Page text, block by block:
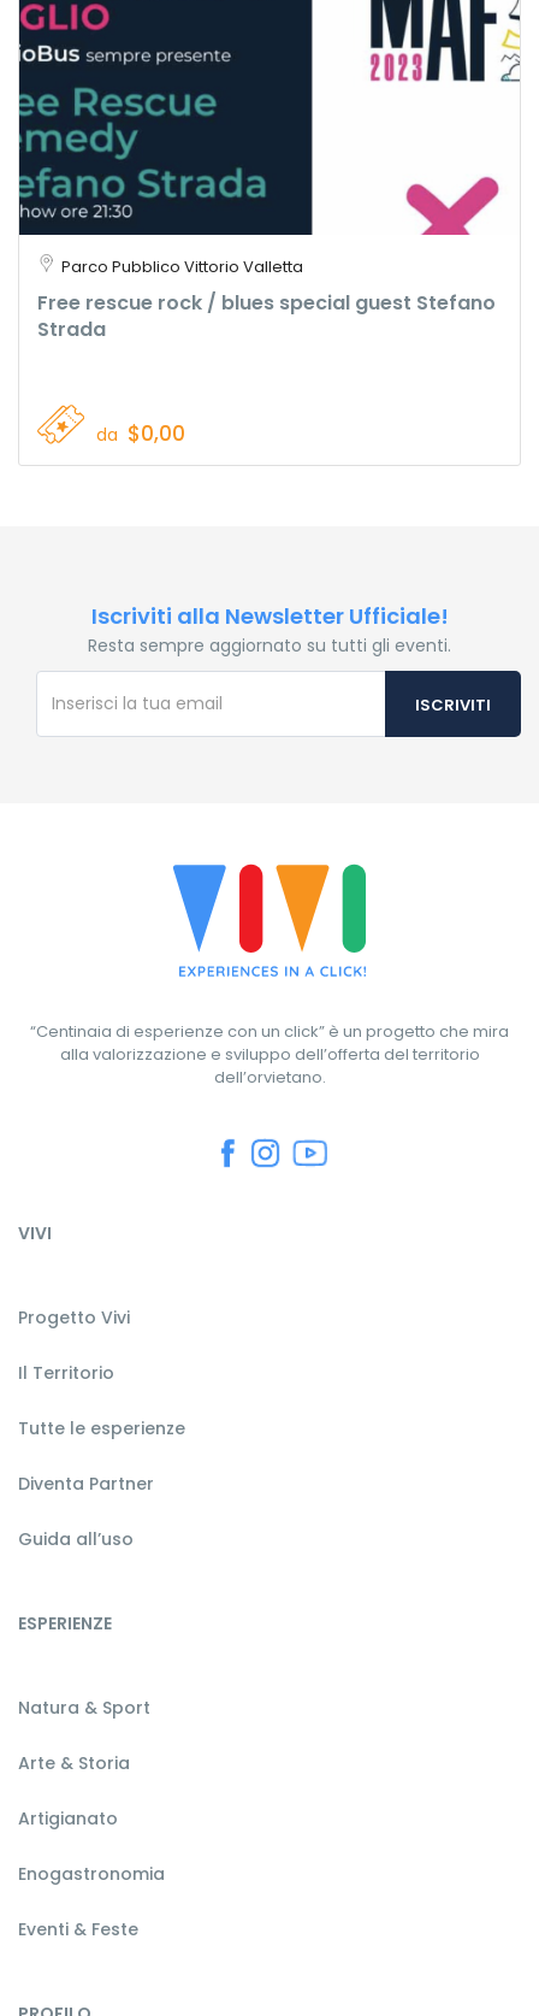
Parco Pubblico Vittorio Valletta
Free rescue rock / blues special guest Stefano
Strada
da $0,00
Iscriviti alla Newsletter Ufficiale!
Resta sempre aggiornato su tutti gli eventi.
“Centinaia di esperienze con un click” è un progetto che mira
alla valorizzazione e sviluppo dell’offerta del territorio
dell’orvietano.
VIVI
Progetto Vivi
Il Territorio
Tutte le esperienze
Diventa Partner
Guida all’uso
ESPERIENZE
Natura & Sport
Arte & Storia
Artigianato
Enogastronomia
Eventi & Feste